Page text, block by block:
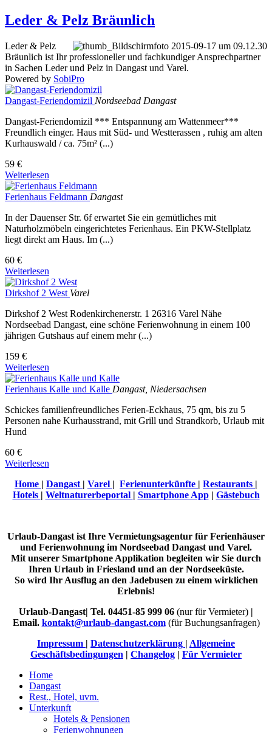
Leder & Pelz Bräunlich
Leder & Pelz
Bräunlich ist Ihr professioneller und fachkundiger Ansprechpartner
in Sachen Leder und Pelz in Dangast und Varel.
Powered by SobiPro
Dangast-Feriendomizil Nordseebad Dangast
Dangast-Feriendomizil *** Entspannung am Wattenmeer***
Freundlich einger. Haus mit Süd- und Westterassen , ruhig am alten
Kurhauswald / ca. 75m² (...)
59 €
Weiterlesen
Ferienhaus Feldmann Dangast
In der Dauenser Str. 6f erwartet Sie ein gemütliches mit
Naturholzmöbeln eingerichtetes Ferienhaus. Ein PKW-Stellplatz
liegt direkt am Haus. Im (...)
60 €
Weiterlesen
Dirkshof 2 West Varel
Dirkshof 2 West Rodenkirchenerstr. 1 26316 Varel Nähe
Nordseebad Dangast, eine schöne Ferienwohnung in einem 100
jährigen Gutshaus auf einem mehr (...)
159 €
Weiterlesen
Ferienhaus Kalle und Kalle Dangast, Niedersachsen
Schickes familienfreundliches Ferien-Eckhaus, 75 qm, bis zu 5
Personen nahe Kurhausstrand, mit Grill und Strandkorb, Urlaub mit
Hund
60 €
Weiterlesen
Home | Dangast | Varel | Ferienunterkünfte | Restaurants |
Hotels | Weltnaturerbeportal | Smartphone App| Gästebuch
Urlaub-Dangast ist Ihre Vermietungsagentur für Ferienhäuser
und Ferienwohnung im Nordseebad Dangast und Varel.
Mit unserer Smartphone Applikation begleiten wir Sie durch
Ihren Urlaub in Friesland und an der Nordseeküste.
So wird Ihr Ausflug an den Jadebusen zu einem wirklichen
Erlebnis!
Urlaub-Dangast| Tel. 04451-85 999 06 (nur für Vermieter) |
Email. kontakt@urlaub-dangast.com (für Buchungsanfragen)
Impressum | Datenschutzerklärung | Allgemeine
Geschäftsbedingungen | Changelog | Für Vermieter
Home
Dangast
Rest., Hotel, uvm.
Unterkunft
Hotels & Pensionen
Ferienwohnungen